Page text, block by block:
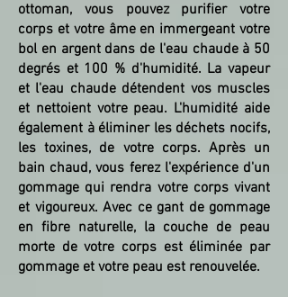
ottoman, vous pouvez purifier votre
corps et votre âme en immergeant votre
bol en argent dans de l'eau chaude à 50
degrés et 100 % d'humidité. La vapeur
et l'eau chaude détendent vos muscles
et nettoient votre peau. L'humidité aide
également à éliminer les déchets nocifs,
les toxines, de votre corps. Après un
bain chaud, vous ferez l'expérience d'un
gommage qui rendra votre corps vivant
et vigoureux. Avec ce gant de gommage
en fibre naturelle, la couche de peau
morte de votre corps est éliminée par
gommage et votre peau est renouvelée.